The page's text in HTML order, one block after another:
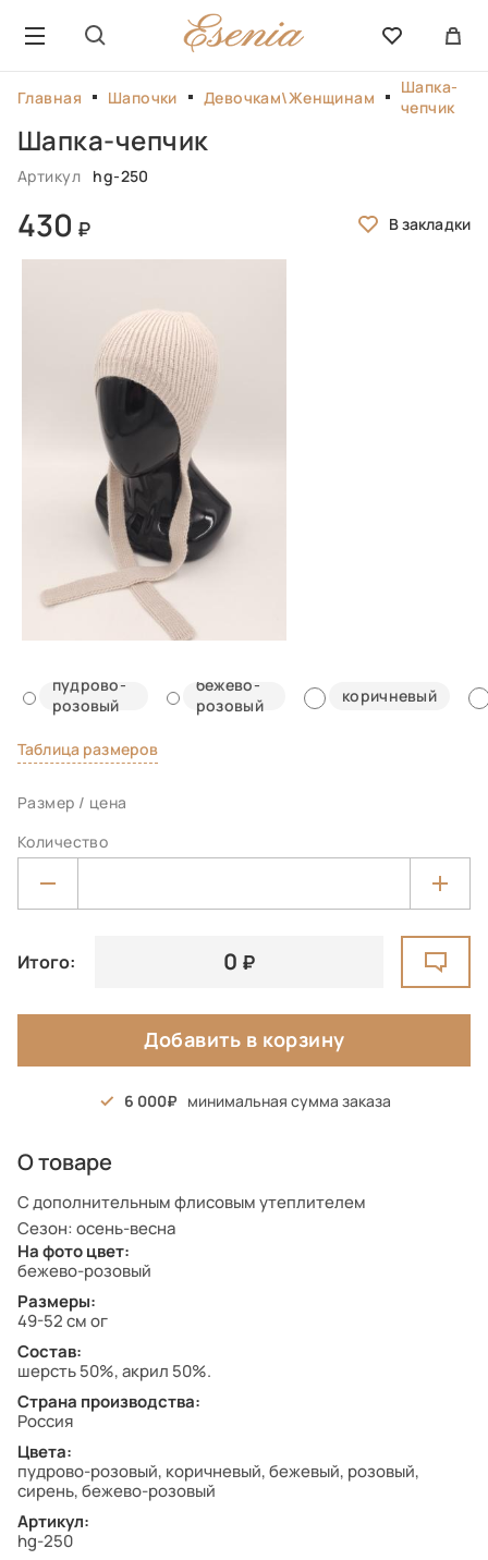
Главная Шапочки Девочкам\Женщинам
Шапка-
чепчик
Шапка-чепчик
Артикул hg-250
430
пудрово-
розовый
бежево-
розовый
коричневый
Таблица размеров
Размер / цена
Количество
Итого: 0
Добавить в корзину
6 000 минимальная сумма заказа
О товаре
С дополнительным флисовым утеплителем
Сезон: осень-весна
На фото цвет:
бежево-розовый
Размеры:
49-52 см ог
Состав:
шерсть 50%, акрил 50%.
Страна производства:
Россия
Цвета:
пудрово-розовый, коричневый, бежевый, розовый,
сирень, бежево-розовый
Артикул:
hg-250